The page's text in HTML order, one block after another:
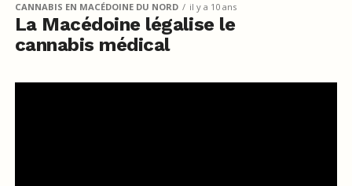
CANNABIS EN MACÉDOINE DU NORD il y a 10 ans
La Macédoine légalise le
cannabis médical